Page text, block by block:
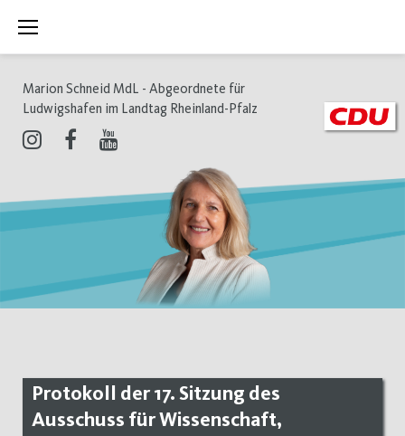
Inhalt
Marion Schneid MdL - Abgeordnete für
Ludwigshafen im Landtag Rheinland-Pfalz
Protokoll der 17. Sitzung des
Ausschuss für Wissenschaft,